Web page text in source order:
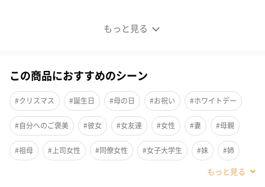
もっと見る
モイスチャライジングウォータリーエッセンス
NMF（天然保湿因子・保湿成分）配合で肌になじみやすく、その
後のスキンケアの効果を発揮できる肌に整えます。大人肌の困り
ごとをマルチに解決してくれる成分としてナイアシンアミド（整
肌成分）を配合。乾燥によるくすみ、小じわが気になる肌にうる
おいを与え、次のスキンケア効果を実感できる肌に整えます。シ
リコン・パラベン・鉱物油・フェノキシエタノール・着色料不使
用。ヴィーガン処方。心地良い時間を演出するフレッシュフロー
この商品におすすめのシーン
#クリスマス #誕生日 #母の日 #お祝い #ホワイトデー
#自分へのご褒美 #彼女 #女友達 #女性 #妻 #母親
#祖母 #上司女性 #同僚女性 #女子大学生 #妹 #姉
#10代